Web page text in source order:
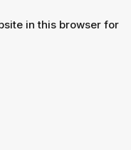
in this browser for